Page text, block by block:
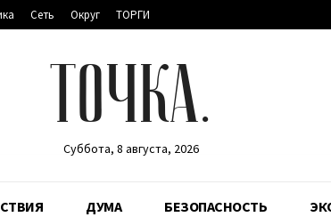
Сеть Округ ТОРГИ
ТОЧКА.
Суббота, 8 августа, 2026
ДУМА БЕЗОПАСНОСТЬ